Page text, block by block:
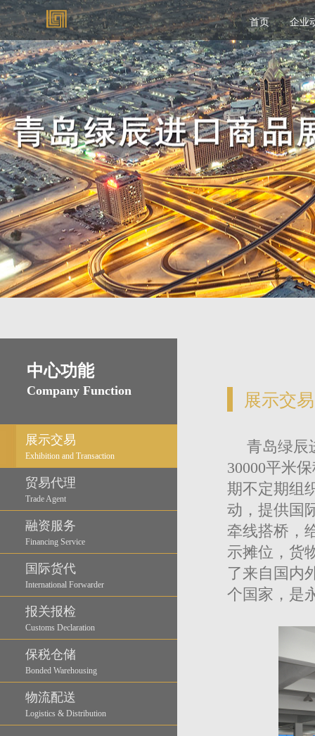
首页 企业
中心功能
Company Function
展示交易
Exhibition and Transaction
贸易代理
Trade Agent
融资服务
Financing Service
国际货代
International Forwarder
报关报检
Customs Declaration
保税仓储
Bonded Warehousing
物流配送
Logistics & Distribution
展示交易
青岛绿辰
30000平米
期不定期组
动，提供国
牵线搭桥，
示摊位，货
了来自国内
个国家，是